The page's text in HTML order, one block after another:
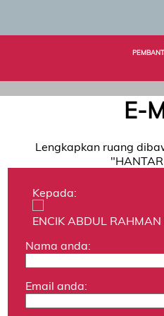
E-
Lengkapkan ruang
Kepada:
ENCIK ABDUL RAHMAN
Nama anda:
Email anda: